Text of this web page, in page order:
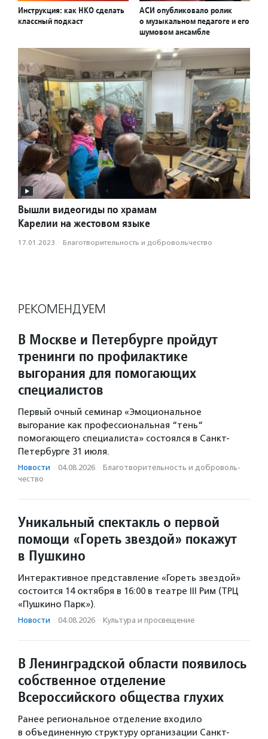
Инструкция: как НКО сделать
классный подкаст
АСИ опубликовало ролик
о музыкальном педагоге и его
шумовом ансамбле
Вышли видеогиды по храмам
Карелии на жестовом языке
17.01.2023 · Благотвори­тель­ность и доброволь­чест­во
РЕКОМЕНДУЕМ
В Москве и Петербурге пройдут
тренинги по профилактике
выгорания для помогающих
специалистов
Первый очный семинар «Эмоциональное
выгорание как профессиональная “тень“
помогающего специалиста» состоялся в Санкт-
Петербурге 31 июля.
Новости · 04.08.2026 · Благотвори­тель­ность и доброволь­
чест­во
Уникальный спектакль о первой
помощи «Гореть звездой» покажут
в Пушкино
Интерактивное представление «Гореть звездой»
состоится 14 октября в 16:00 в театре III Рим (ТРЦ
«Пушкино Парк»).
Новости · 04.08.2026 · Культура и просвещение
В Ленинградской области появилось
собственное отделение
Всероссийского общества глухих
Ранее региональное отделение входило
в объединенную структуру организации Санкт-